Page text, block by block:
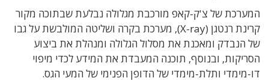
המערכת של צ'ק-קאפ מורכבת מגלולה נבלעת שבתוכה מקור
קרינת רנטגן (X-ray), מערכת בקרה ושליטה המולבשת על גבו
של הנבדק ומאכנת את מסלול הגלולה ומנהלת את ביצוע
הסריקות, ובנוסף, תוכנה המעבדת את המידע לכדי מיפוי
דו-מימדי ותלת-מימדי של הדופן הפנימי של המעי הגס.